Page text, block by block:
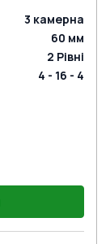
3 камерна
60 мм
2 Рівні
4 - 16 - 4